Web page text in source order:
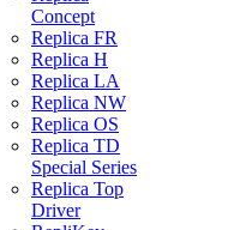
Concept
Replica FR
Replica H
Replica LA
Replica NW
Replica OS
Replica TD
Special Series
Replica Top
Driver